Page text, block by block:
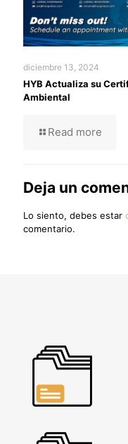
diciembre 13, 2024
HYB Actualiza su
Ambiental
Read more
Deja un
Lo siento, debes estar
comentario.